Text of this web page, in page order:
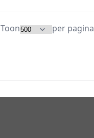
Toon per pagina